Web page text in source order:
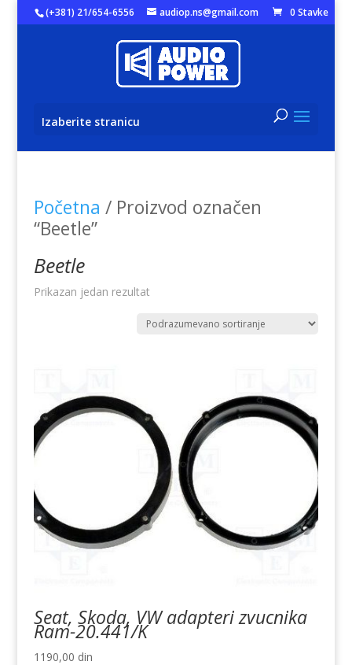
(+381) 21/654-6556 audiop.ns@gmail.com 0 Stavke
Izaberite stranicu
Početna / Proizvod označen
“Beetle”
Beetle
Prikazan jedan rezultat
Seat, Skoda, VW adapteri zvucnika
Ram-20.441/K
1190,00 din